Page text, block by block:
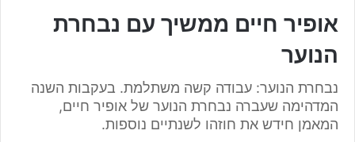
אופיר חיים ממשיך עם נבחרת
הנוער
נבחרת הנוער: עבודה קשה משתלמת. בעקבות השנה
המדהימה שעברה נבחרת הנוער של אופיר חיים,
המאמן חידש את חוזהו לשנתיים נוספות.